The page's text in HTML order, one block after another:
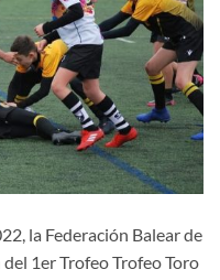
la Federación Balear de
1er Trofeo Trofeo Toro